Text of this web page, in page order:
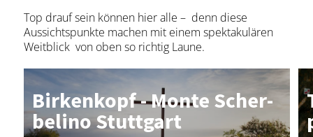
Top drauf sein können hier alle – denn diese
Aussichtspunkte machen mit einem spektakulären
Weitblick von oben so richtig Laune.
Bir­ken­kopf - Mon­te Scher­
be­li­no Stutt­gart